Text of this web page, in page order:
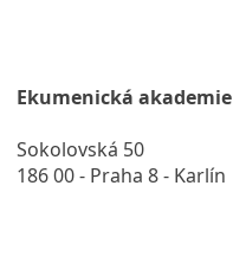
Ekumenická akademie
Sokolovská 50
186 00 - Praha 8 - Karlín